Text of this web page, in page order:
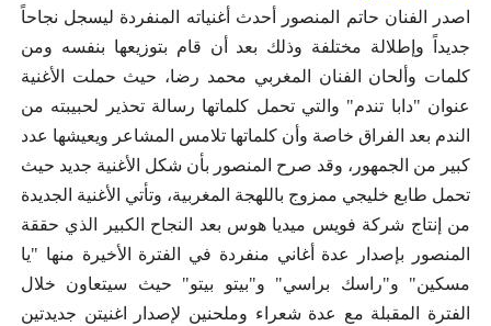
اصدر الفنان حاتم المنصور أحدث أغنياته المنفردة ليسجل نجاحاً
جديداً وإطلالة مختلفة وذلك بعد أن قام بتوزيعها بنفسه ومن
كلمات وألحان الفنان المغربي محمد رضا، حيث حملت الأغنية
عنوان "دابا تندم" والتي تحمل كلماتها رسالة تحذير لحبيبته من
الندم بعد الفراق خاصة وأن كلماتها تلامس المشاعر ويعيشها عدد
كبير من الجمهور، وقد صرح المنصور بأن شكل الأغنية جديد حيث
تحمل طابع خليجي ممزوج باللهجة المغربية، وتأتي الأغنية الجديدة
من إنتاج شركة فويس ميديا هوس بعد النجاح الكبير الذي حققة
المنصور بإصدار عدة أغاني منفردة في الفترة الأخيرة منها "يا
مسكين" و"راسك براسي" و"بيتو بيتو" حيث سيتعاون خلال
الفترة المقبلة مع عدة شعراء وملحنين لإصدار اغنيتن جديدتين